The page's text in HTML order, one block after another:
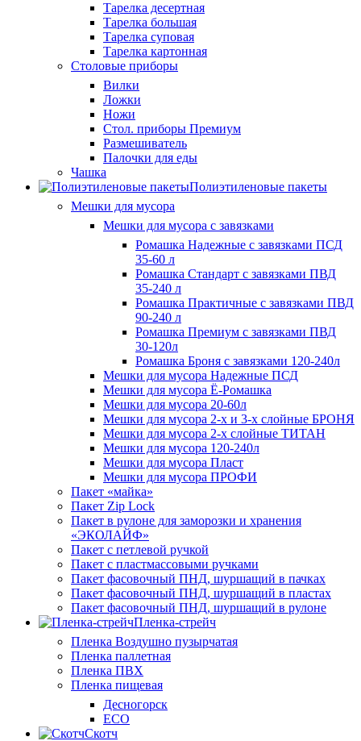
Тарелка десертная
Тарелка большая
Тарелка суповая
Тарелка картонная
Столовые приборы
Вилки
Ложки
Ножи
Стол. приборы Премиум
Размешиватель
Палочки для еды
Чашка
Полиэтиленовые пакеты
Мешки для мусора
Мешки для мусора с завязками
Ромашка Надежные с завязками ПСД
35-60 л
Ромашка Стандарт с завязками ПВД
35-240 л
Ромашка Практичные с завязками ПВД
90-240 л
Ромашка Премиум с завязками ПВД
30-120л
Ромашка Броня с завязками 120-240л
Мешки для мусора Надежные ПСД
Мешки для мусора Ё-Ромашка
Мешки для мусора 20-60л
Мешки для мусора 2-х и 3-х слойные БРОНЯ
Мешки для мусора 2-х слойные ТИТАН
Мешки для мусора 120-240л
Мешки для мусора Пласт
Мешки для мусора ПРОФИ
Пакет «майка»
Пакет Zip Lock
Пакет в рулоне для заморозки и хранения
«ЭКОЛАЙФ»
Пакет с петлевой ручкой
Пакет с пластмассовыми ручками
Пакет фасовочный ПНД, шуршащий в пачках
Пакет фасовочный ПНД, шуршащий в пластах
Пакет фасовочный ПНД, шуршащий в рулоне
Пленка-стрейч
Пленка Воздушно пузырчатая
Пленка паллетная
Пленка ПВХ
Пленка пищевая
Десногорск
ECO
Скотч